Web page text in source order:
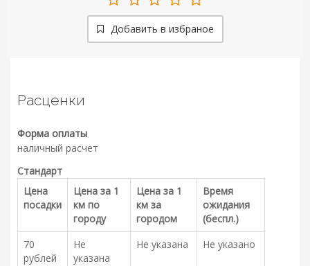
Добавить в избраное
Расценки
Форма оплаты
наличный расчет
Стандарт
Цена
посадки
Цена за 1
км по
городу
Цена за 1
км за
городом
Время
ожидания
(беспл.)
70
рублей
Не
указана
Не указана Не указано